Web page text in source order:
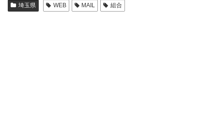
埼玉県 WEB MAIL 組合